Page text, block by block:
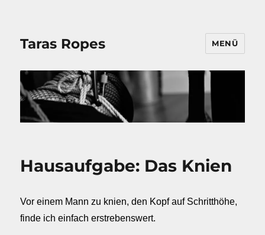
Taras Ropes MENÜ
Hausaufgabe: Das Knien
Vor einem Mann zu knien, den Kopf auf Schritthöhe,
finde ich einfach erstrebenswert.